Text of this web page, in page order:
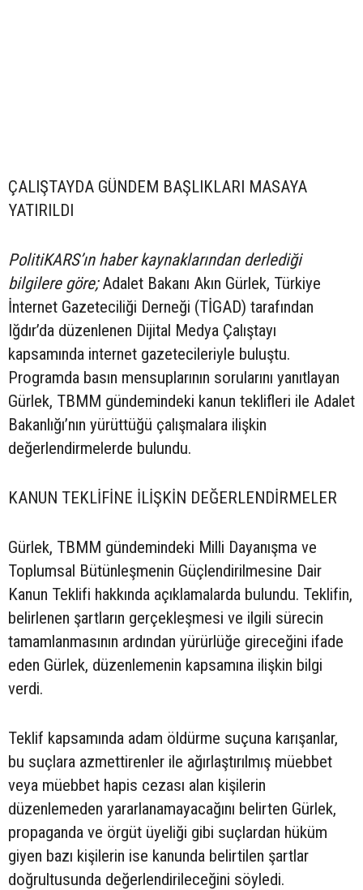
ÇALIŞTAYDA GÜNDEM BAŞLIKLARI MASAYA
YATIRILDI
PolitiKARS’ın haber kaynaklarından derlediği
bilgilere göre;Adalet Bakanı Akın Gürlek, Türkiye
İnternet Gazeteciliği Derneği (TİGAD) tarafından
Iğdır’da düzenlenen Dijital Medya Çalıştayı
kapsamında internet gazetecileriyle buluştu.
Programda basın mensuplarının sorularını yanıtlayan
Gürlek, TBMM gündemindeki kanun teklifleri ile Adalet
Bakanlığı’nın yürüttüğü çalışmalara ilişkin
değerlendirmelerde bulundu.
KANUN TEKLİFİNE İLİŞKİN DEĞERLENDİRMELER
Gürlek, TBMM gündemindeki Milli Dayanışma ve
Toplumsal Bütünleşmenin Güçlendirilmesine Dair
Kanun Teklifi hakkında açıklamalarda bulundu. Teklifin,
belirlenen şartların gerçekleşmesi ve ilgili sürecin
tamamlanmasının ardından yürürlüğe gireceğini ifade
eden Gürlek, düzenlemenin kapsamına ilişkin bilgi
verdi.
Teklif kapsamında adam öldürme suçuna karışanlar,
bu suçlara azmettirenler ile ağırlaştırılmış müebbet
veya müebbet hapis cezası alan kişilerin
düzenlemeden yararlanamayacağını belirten Gürlek,
propaganda ve örgüt üyeliği gibi suçlardan hüküm
giyen bazı kişilerin ise kanunda belirtilen şartlar
doğrultusunda değerlendirileceğini söyledi.